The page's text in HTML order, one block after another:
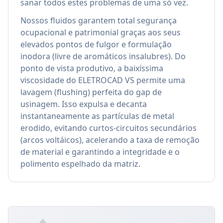
sanar todos estes problemas de uma só vez.
Nossos fluidos garantem total segurança
ocupacional e patrimonial graças aos seus
elevados pontos de fulgor e formulação
inodora (livre de aromáticos insalubres). Do
ponto de vista produtivo, a baixíssima
viscosidade do ELETROCAD VS permite uma
lavagem (flushing) perfeita do gap de
usinagem. Isso expulsa e decanta
instantaneamente as partículas de metal
erodido, evitando curtos-circuitos secundários
(arcos voltáicos), acelerando a taxa de remoção
de material e garantindo a integridade e o
polimento espelhado da matriz.